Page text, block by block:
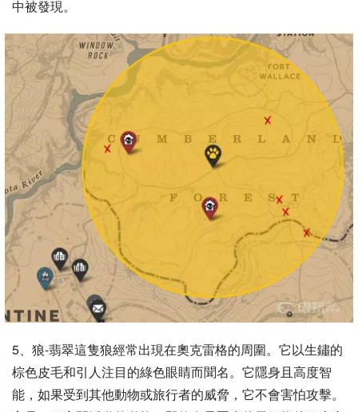
中被發現。
5、狼-翡翠這隻狼經常出現在奧克雷格的周圍。它以生鏽的
棕色皮毛和引人注目的綠色眼睛而聞名。它隱身且高度智
能，如果受到其他動物或旅行者的威脅，它不會害怕攻擊。